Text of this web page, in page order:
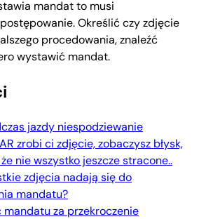
mandat to musi
Określić czy zdjęcie
procedowania, znaleźć
wystawić mandat.
jazdy niespodziewanie
zrobi ci zdjęcie, zobaczysz błysk,
nie wszystko jeszcze stracone..
zdjęcia nadają się do
mandatu?
mandatu za przekroczenie